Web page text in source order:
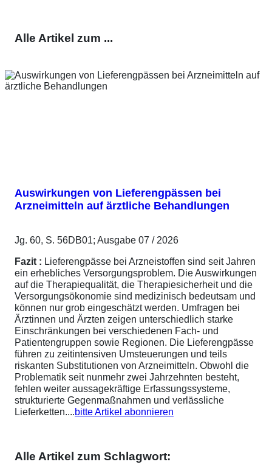
Alle Artikel zum ...
Auswirkungen von Lieferengpässen bei
Arzneimitteln auf ärztliche Behandlungen
Jg. 60, S. 56DB01; Ausgabe 07 / 2026
Fazit : Lieferengpässe bei Arzneistoffen sind seit Jahren
ein erhebliches Versorgungsproblem. Die Auswirkungen
auf die Therapiequalität, die Therapiesicherheit und die
Versorgungsökonomie sind medizinisch bedeutsam und
können nur grob eingeschätzt werden. Umfragen bei
Ärztinnen und Ärzten zeigen unterschiedlich starke
Einschränkungen bei verschiedenen Fach- und
Patientengruppen sowie Regionen. Die Lieferengpässe
führen zu zeitintensiven Umsteuerungen und teils
riskanten Substitutionen von Arzneimitteln. Obwohl die
Problematik seit nunmehr zwei Jahrzehnten besteht,
fehlen weiter aussagekräftige Erfassungssysteme,
strukturierte Gegenmaßnahmen und verlässliche
Lieferketten....bitte Artikel abonnieren
Alle Artikel zum Schlagwort: